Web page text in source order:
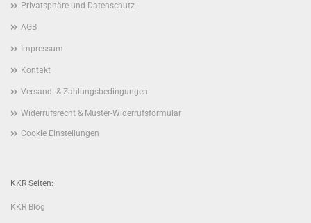
Privatsphäre und Datenschutz
AGB
Impressum
Kontakt
Versand- & Zahlungsbedingungen
Widerrufsrecht & Muster-Widerrufsformular
Cookie Einstellungen
KKR Seiten:
KKR Blog